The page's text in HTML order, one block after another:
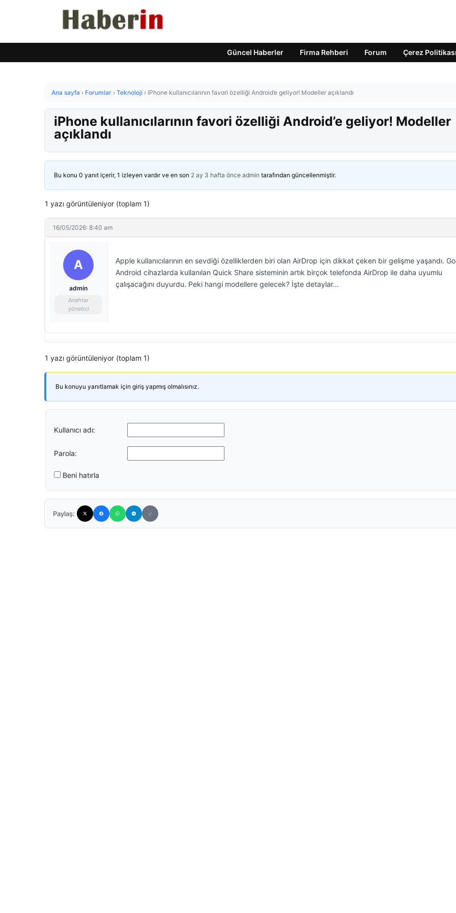
Güncel Haberler Firma Rehberi Forum Çerez Politikası
Ana sayfa › Forumlar › Teknoloji › iPhone kullanıcılarının favori özelliği Android’e geliyor! Modeller açıklandı
iPhone kullanıcılarının favori özelliği Android’e geliyor! Modeller
açıklandı
Bu konu 0 yanıt içerir, 1 izleyen vardır ve en son 2 ay 3 hafta önce admin tarafından güncellenmiştir.
1 yazı görüntüleniyor (toplam 1)
16/05/2026: 8:40 am
A
admin
Anahtar
yönetici
Apple kullanıcılarının en sevdiği özelliklerden biri olan AirDrop için dikkat çeken bir gelişme yaşandı.
Android cihazlarda kullanılan Quick Share sisteminin artık birçok telefonda AirDrop ile daha uyumlu
çalışacağını duyurdu. Peki hangi modellere gelecek? İşte detaylar…
1 yazı görüntüleniyor (toplam 1)
Bu konuyu yanıtlamak için giriş yapmış olmalısınız.
Kullanıcı adı:
Parola:
Beni hatırla
Paylaş: